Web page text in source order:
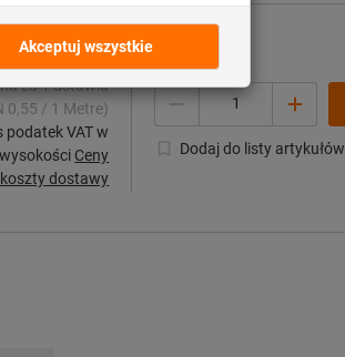
272,94 PLN
za 1 ustawia
0,55 / 1 Metre)
podatek VAT w
Ceny
dostawy
Ilość
Dodaj do listy artykułów